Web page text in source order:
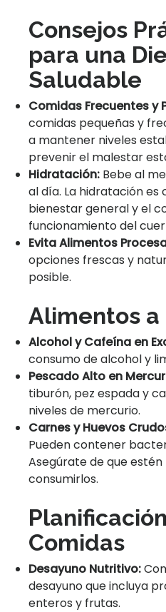
Consejos
para una
Saludable
Comidas Frecuentes y
comidas pequeñas y
a mantener niveles
prevenir el malestar
Hidratación: Bebe al
al día. La hidratación es
bienestar general y el
funcionamiento del
Evita Alimentos
opciones frescas y
posible.
Alimentos a
Alcohol y Cafeína en
consumo de alcohol y
Pescado Alto en
tiburón, pez espada y
niveles de mercurio.
Carnes y Huevos
Pueden contener
Asegúrate de que
consumirlos.
Comidas
Desayuno Nutritivo:
desayuno que incluya
enteros y frutas.